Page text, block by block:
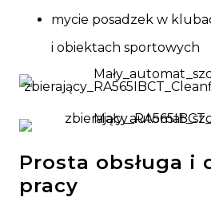
mycie posadzek w
i obiektach sportowych
Prosta obsługa i
pracy